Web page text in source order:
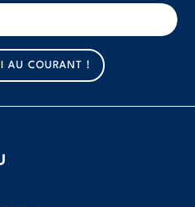
m
a
i
l
AU COURANT !